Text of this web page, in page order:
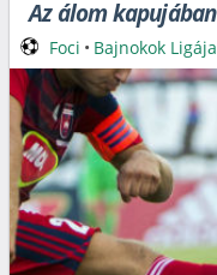
Az álom
Foci • Bajnokok Ligája